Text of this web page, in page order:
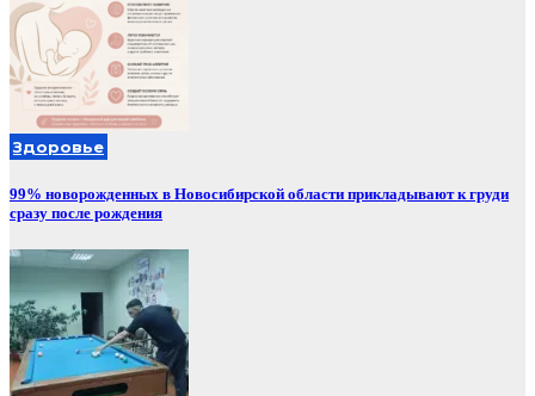
Здоровье
99% новорожденных в Новосибирской области прикладывают к груди
сразу после рождения